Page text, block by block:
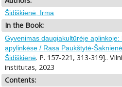
Šidiškienė, Irma
In the Book:
Gyvenimas daugiakultūrėje
apylinkėse / Rasa Paukštytė-
Šidiškienė. P. 157-221, 313-319]..
institutas, 2023
Contents: